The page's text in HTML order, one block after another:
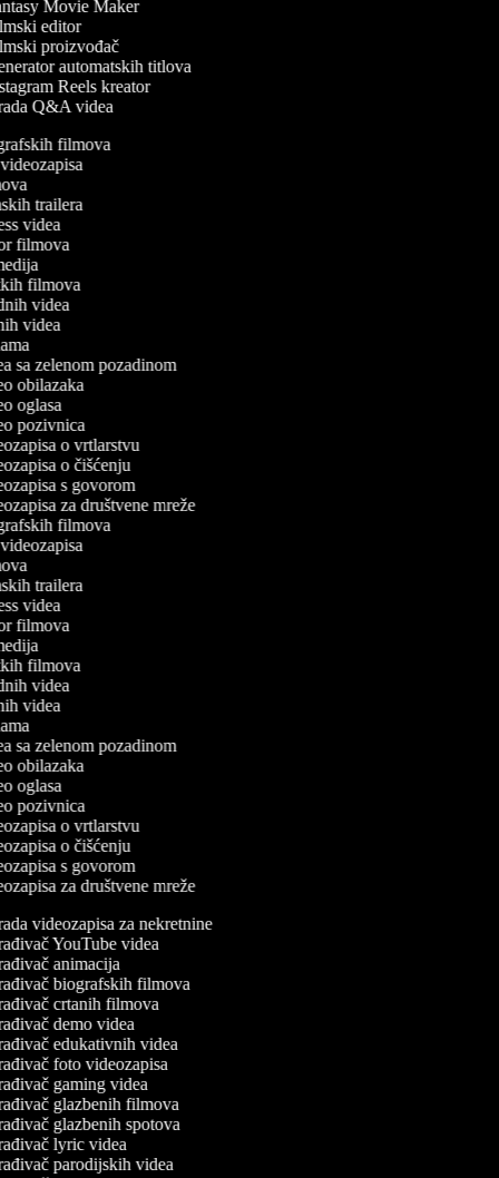
Movie Maker
editor
proizvođač
automatskih titlova
Reels kreator
Q&A videa
filmova
trailera
videa
filmova
filmova
videa
videa
sa zelenom pozadinom
obilazaka
oglasa
pozivnica
o vrtlarstvu
o čišćenju
s govorom
za društvene mreže
filmova
trailera
videa
filmova
filmova
videa
videa
sa zelenom pozadinom
obilazaka
oglasa
pozivnica
o vrtlarstvu
o čišćenju
s govorom
za društvene mreže
videozapisa za nekretnine
YouTube videa
animacija
biografskih filmova
crtanih filmova
demo videa
edukativnih videa
foto videozapisa
gaming videa
glazbenih filmova
glazbenih spotova
lyric videa
parodijskih videa